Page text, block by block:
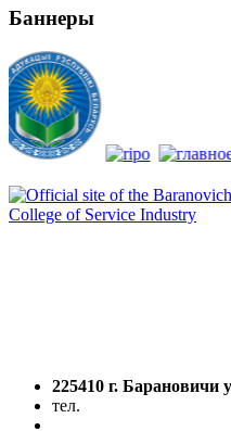
Баннеры
225410 г. Барановичи
тел.